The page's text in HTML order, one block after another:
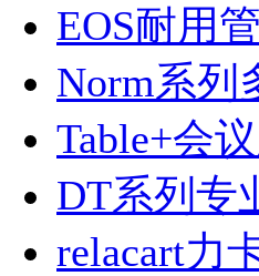
EOS耐用
Norm系列
Table+会
DT系列专
relacart力